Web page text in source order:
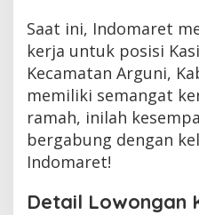
Saat ini, Indomaret
kerja untuk posisi
Kecamatan Arguni,
memiliki semangat
ramah, inilah
bergabung dengan
Indomaret!
Detail Lowongan